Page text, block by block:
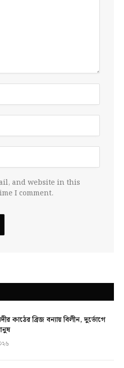
and website in this
I comment.
কাঠের ব্রিজ বন্যায় বিলীন, দুর্ভোগে